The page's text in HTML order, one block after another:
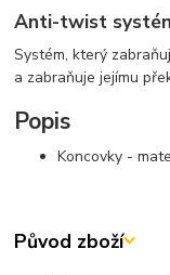
Anti-twist
Systém, který
a zabraňuje jejímu
Popis
Koncovky -
Původ zboží